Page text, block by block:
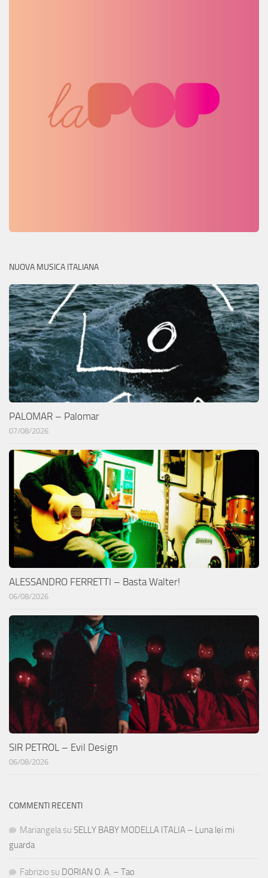
NUOVA MUSICA ITALIANA
PALOMAR – Palomar
07/08/2026
ALESSANDRO FERRETTI – Basta Walter!
06/08/2026
SIR PETROL – Evil Design
06/08/2026
COMMENTI RECENTI
Mariangela su SELLY BABY MODELLA ITALIA – Luna lei mi
guarda
Fabrizio su DORIAN O. A. – Tao